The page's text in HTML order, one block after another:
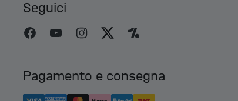
Seguici
Pagamento e consegna